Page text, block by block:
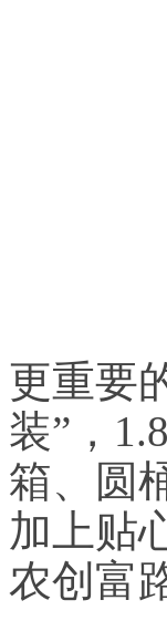
更重要
装”，
箱、圆
加上贴
农创富